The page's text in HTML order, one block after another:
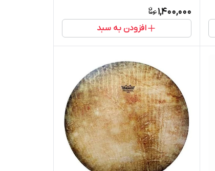
1,400,000
افزودن به سبد